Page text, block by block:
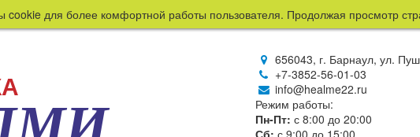
для более комфортной работы пользователя. Продолжая просмотр
656043, г. Барнаул, ул.
+7-3852-56-01-03
info@healme22.ru
Режим работы:
Пн-Пт: с 8:00 до 20:00
Сб: с 9:00 до 15:00